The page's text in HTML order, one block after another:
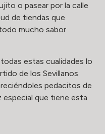
o pasear por la calle
de tiendas que
mucho sabor
estas cualidades lo
de los Sevillanos
pedacitos de
especial que tiene esta